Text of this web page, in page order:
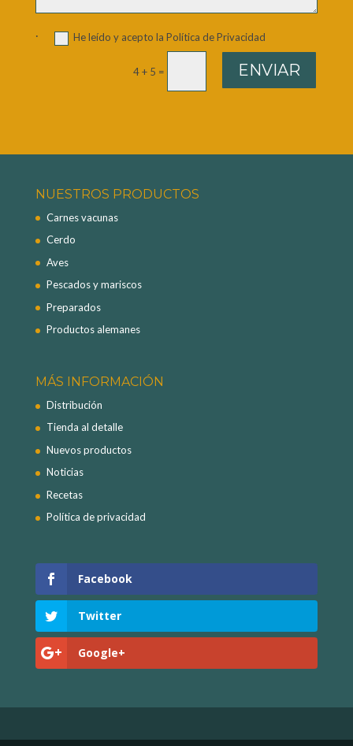
· He leído y acepto la Política de Privacidad
4 + 5 = ENVIAR
NUESTROS PRODUCTOS
Carnes vacunas
Cerdo
Aves
Pescados y mariscos
Preparados
Productos alemanes
MÁS INFORMACIÓN
Distribución
Tienda al detalle
Nuevos productos
Noticias
Recetas
Política de privacidad
Facebook
Twitter
Google+